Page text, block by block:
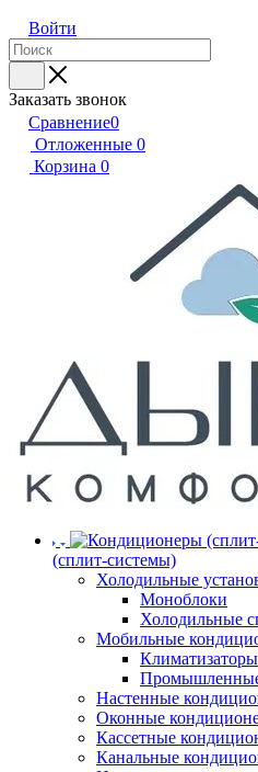
Войти
Заказать звонок
Сравнение0
Отложенные 0
Корзина 0
(сплит-системы)
Холодильные
Моноблоки
Холодильные
Мобильные
Климатизаторы
Настенные
Оконные
Кассетные
Канальные